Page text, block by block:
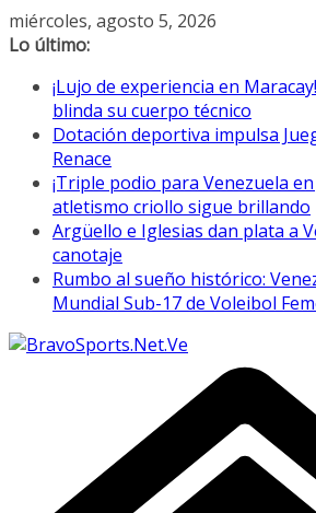
Saltar
al
miércoles, agosto 5, 2026
Lo último:
¡Lujo de experiencia en
blinda su cuerpo técnico
Dotación deportiva impulsa
Renace
¡Triple podio para Venezuela en
atletismo criollo sigue brillando
Argüello e Iglesias dan plata a
canotaje
Rumbo al sueño histórico:
Mundial Sub-17 de Voleibol